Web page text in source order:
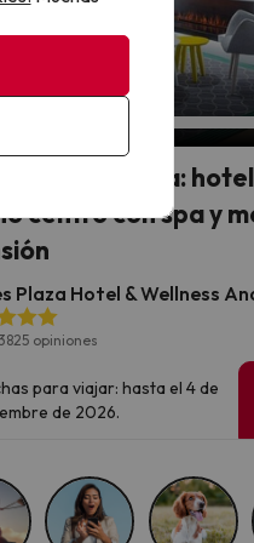
3 días 1 hora
en familia:
centro con spa y
Plaza Hotel & Wellness
3825 opiniones
para viajar: hasta el 4 de
de 2026.